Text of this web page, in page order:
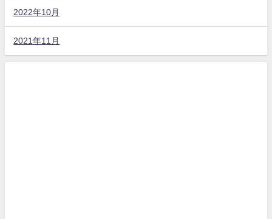
2022年10月
2021年11月